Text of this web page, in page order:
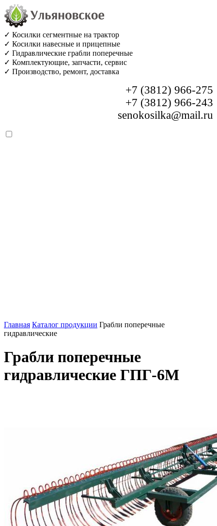
✓ Косилки сегментные на трактор
✓ Косилки навесные и прицепные
✓ Гидравлические грабли поперечные
✓ Комплектующие, запчасти, сервис
✓ Производство, ремонт, доставка
+7 (3812) 966-275
+7 (3812) 966-243
senokosilka@mail.ru
Главная Каталог продукции Грабли поперечные
гидравлические
Грабли поперечные
гидравлические ГПГ-6М